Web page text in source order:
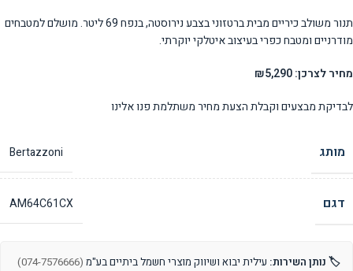
תנור משולב כיריים מבית ברטזוני בצבע נירוסטה, בנפח 69 ליטר. מושלם למטבחים
מודרניים ומטבח כפרי בעיצוב איטלקי יוקרתי.
מחיר לצרכן: ₪5,290
לבדיקת מבצעים וקבלת הצעת מחיר משתלמת פנו אלינו
מותג Bertazzoni
דגם AM64C61CX
🏷️ נותן השירות: עילית יבוא ושיווק מוצרי חשמל ביתיים בע"מ (074-7576666)